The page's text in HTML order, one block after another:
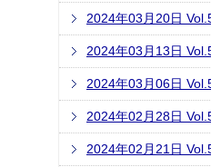
2024年03月20日
2024年03月13日
2024年03月06日
2024年02月28日
2024年02月21日